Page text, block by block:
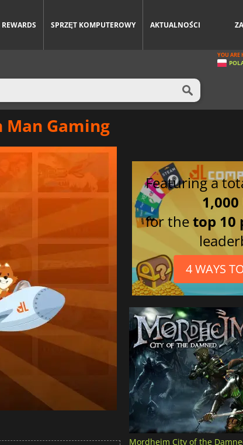
REWARDS SPRZĘT KOMPUTEROWY AKTUALNOŚCI
YOU ARE
Man Gaming
Featuring a
1,000
for thetop 10
4 WAYS
Mordheim City of the